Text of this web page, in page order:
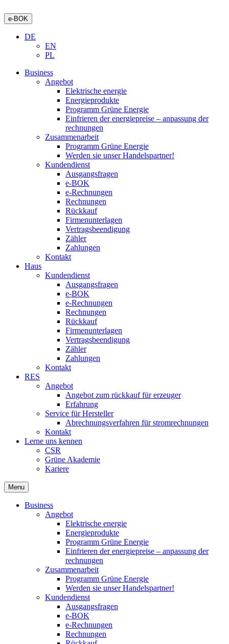
e-BOK
DE
EN
PL
Business
Angebot
Elektrische energie
Energieprodukte
Programm Grüne Energie
Einfrieren der energiepreise – anpassung der
rechnungen
Zusammenarbeit
Programm Grüne Energie
Werden sie unser Handelspartner!
Kundendienst
Ausgangsfragen
e-BOK
e-Rechnungen
Rechnungen
Rückkauf
Firmenunterlagen
Vertragsbeendigung
Zähler
Zahlungen
Kontakt
Haus
Kundendienst
Ausgangsfragen
e-BOK
e-Rechnungen
Rechnungen
Rückkauf
Firmenunterlagen
Vertragsbeendigung
Zähler
Zahlungen
Kontakt
RES
Angebot
Angebot zum rückkauf für erzeuger
Erfahrung
Service für Hersteller
Abrechnungsverfahren für stromrechnungen
Kontakt
Lerne uns kennen
CSR
Grüne Akademie
Kariere
Menu
Business
Angebot
Elektrische energie
Energieprodukte
Programm Grüne Energie
Einfrieren der energiepreise – anpassung der
rechnungen
Zusammenarbeit
Programm Grüne Energie
Werden sie unser Handelspartner!
Kundendienst
Ausgangsfragen
e-BOK
e-Rechnungen
Rechnungen